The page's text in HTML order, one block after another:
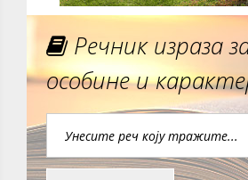
Речник израза
особине и